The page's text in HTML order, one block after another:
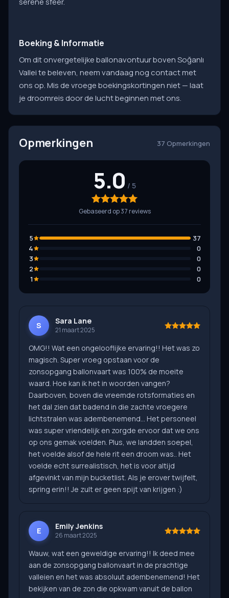
Boeking & Informatie
Om dit onvergetelijke ballonavontuur boven Soğanlı
Vallei te beleven, neem vandaag nog contact met
ons op. Mis de vroege boekingskortingen niet — laat
je droomreis door de lucht beginnen met ons.
Opmerkingen 37 Opmerkingen
5.0
Gebaseerd op 37 reviews
5
37
4
0
3
0
2
0
1
0
S Sara Lane
21 maart 2025
OMG!! Wat een ongelooflijke ervaring!! Het was zo
magisch. Super vroeg opstaan voor de
zonsopgang ballonvaart was 100% de moeite
waard. Hoe kan ik het in woorden vangen?
Daarboven, boven die vreemde rotsformaties en
het dal zien dat badend in die zachte vroegere
lichtstralen was adembenemend... Het personeel
was super vriendelijk en zorgde ervoor dat we ons
op ons gemak voelden. Plus, we landden soepel,
het voelde alsof de hele rit een droom was.. Het
voelde echt surrealistisch, het is voor altijd
afgevinkt van mijn bucketlist. Als je erover twijfelt,
spring erin!! Je zult er geen spijt van krijgen :)
E Emily Jenkins
26 maart 2025
Wauw, wat een geweldige ervaring!! Ik deed mee
aan de zonsopgang ballonvaart in de prachtige
valleien en het was absoluut adembenemend! Het
bekijken van de zon die opkwam vanuit de ballon